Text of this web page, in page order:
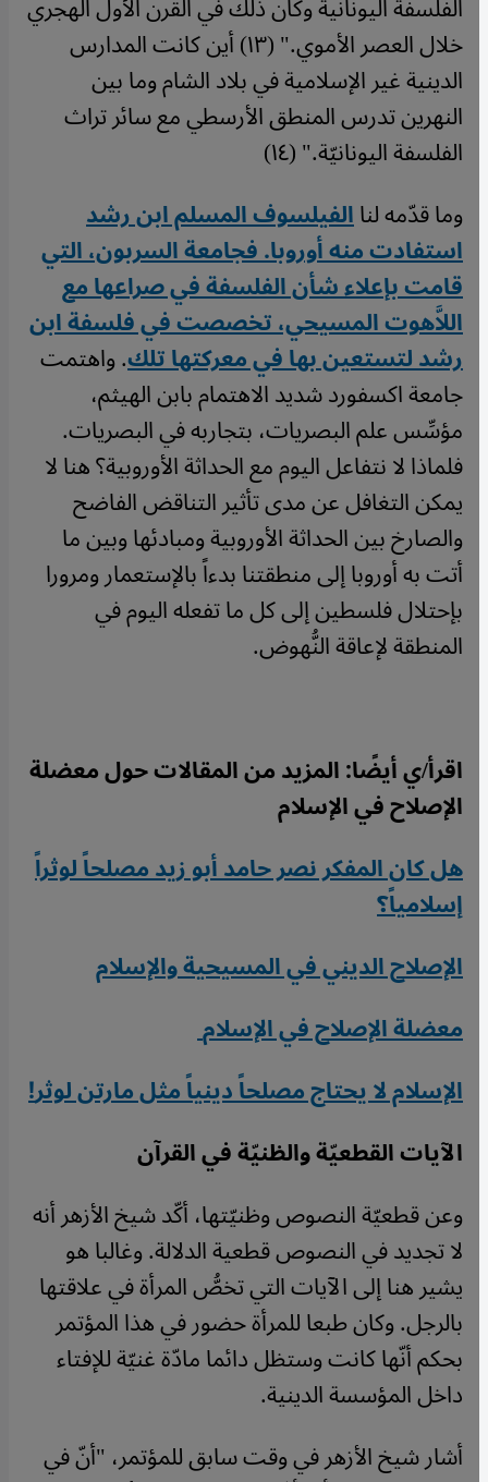
خلال العصر الأموي." (١٣) أين كانت المدارس
الدينية غير الإسلامية في بلاد الشام وما بين
النهرين تدرس المنطق الأرسطي مع سائر تراث
الفلسفة اليونانيّة." (١٤)
وما قدّمه لناالفيلسوف المسلم ابن رشد
استفادت منه أوروبا. فجامعة السربون، التي
قامت بإعلاء شأن الفلسفة في صراعها مع
اللاَّهوت المسيحي، تخصصت في فلسفة ابن
رشد لتستعين بها في معركتها تلك. واهتمت
جامعة اكسفورد شديد الاهتمام بابن الهيثم،
مؤسِّس علم البصريات، بتجاربه في البصريات.
فلماذا لا نتفاعل اليوم مع الحداثة الأوروبية؟ هنا لا
يمكن التغافل عن مدى تأثير التناقض الفاضح
والصارخ بين الحداثة الأوروبية ومبادئها وبين ما
أتت به أوروبا إلى منطقتنا بدءاً بالإستعمار ومرورا
بإحتلال فلسطين إلى كل ما تفعله اليوم في
المنطقة لإعاقة النُّهوض.
اقرأ/ي أيضًا: المزيد من المقالات حول معضلة
الإصلاح في الإسلام
هل كان المفكر نصر حامد أبو زيد مصلحاً لوثراً
إسلامياً؟
الإصلاح الديني في المسيحية والإسلام
معضلة الإصلاح في الإسلام
الإسلام لا يحتاج مصلحاً دينياً مثل مارتن لوثر!
الآيات القطعيّة والظنيّة في القرآن
وعن قطعيّة النصوص وظنيّتها، أكّد شيخ الأزهر أنه
لا تجديد في النصوص قطعية الدلالة. وغالبا هو
يشير هنا إلى الآيات التي تخصُّ المرأة في علاقتها
بالرجل. وكان طبعا للمرأة حضور في هذا المؤتمر
بحكم أنّها كانت وستظل دائما مادّة غنيّة للإفتاء
داخل المؤسسة الدينية.
أشار شيخ الأزهر في وقت سابق للمؤتمر، "أنّ في